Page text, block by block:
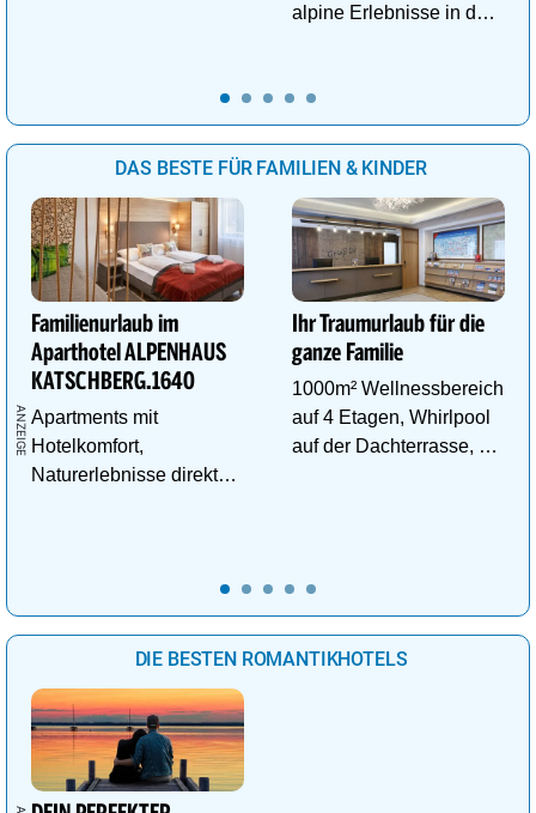
alpine Erlebnisse in den
DAS BESTE FÜR FAMILIEN & KINDER
Familienurlaub im
Aparthotel ALPENHAUS
KATSCHBERG.1640
Apartments mit
Hotelkomfort,
Naturerlebnisse direkt
Ihr Traumurlaub für die
ganze Familie
1000m² Wellnessbereich
auf 4 Etagen, Whirlpool
auf der Dachterrasse, 4
DIE BESTEN ROMANTIKHOTELS